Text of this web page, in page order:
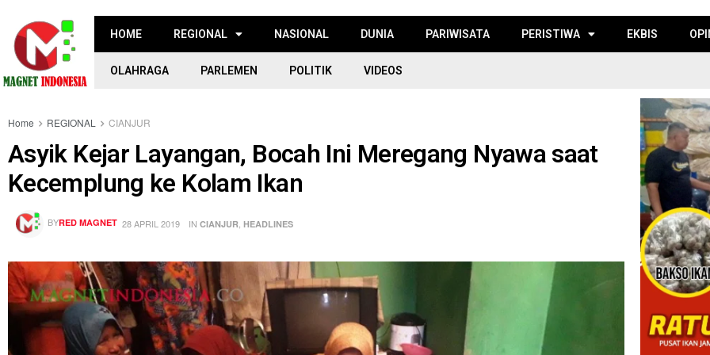
HOME REGIONAL NASIONAL DUNIA PARIWISATA PERISTIWA EKBIS
OLAHRAGA PARLEMEN POLITIK VIDEOS
Home REGIONAL CIANJUR
Asyik Kejar Layangan, Bocah Ini Meregang Nyawa saat
Kecemplung ke Kolam Ikan
BYRED MAGNET 28 APRIL 2019 IN CIANJUR HEADLINES